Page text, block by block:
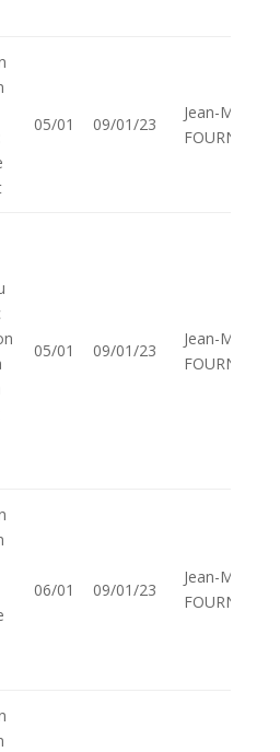
05/01 09/01/23
Jean-Marie
FOURNIER
05/01 09/01/23
Jean-Marie
FOURNIER
06/01 09/01/23
Jean-Marie
FOURNIER